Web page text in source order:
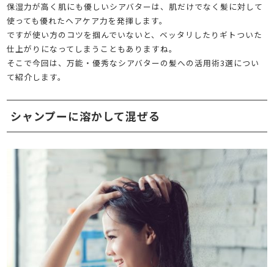
保湿力が高く肌にも優しいシアバターは、肌だけでなく髪に対して
使っても優れたヘアケア力を発揮します。
ですが使い方のコツを掴んでいないと、ベッタリしたりギトついた
仕上がりになってしまうこともありますね。
そこで今回は、万能・優秀なシアバターの髪への活用術3選につい
て紹介します。
シャンプーに溶かして混ぜる